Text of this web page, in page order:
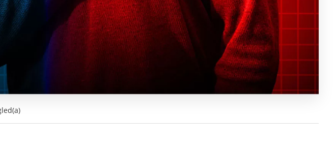
Sve na jednom mestu,
sajt pregledan, lak za
snalaženje. Baš kako
Svaka preporuka za
saradnju sa ovom
apotekarskom
ustanovom.
Maksimalno
profesionalno i uslužno